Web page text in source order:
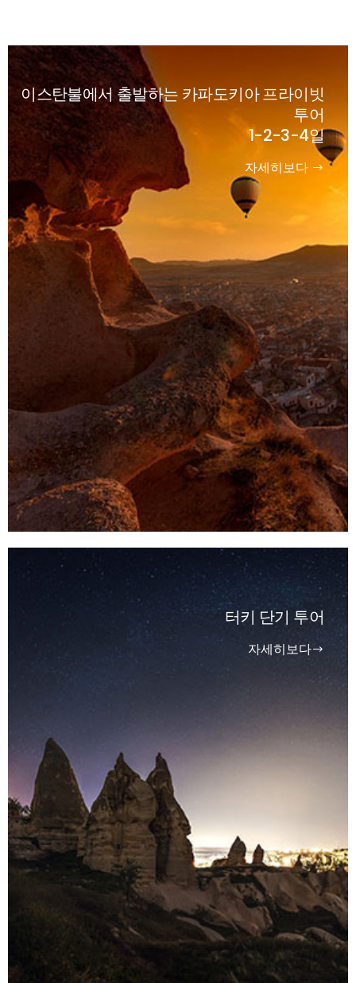
이스탄불에서 출발하는 카파도키아 프라이빗
투어
1-2-3-4일
자세히보다
터키 단기 투어
자세히보다